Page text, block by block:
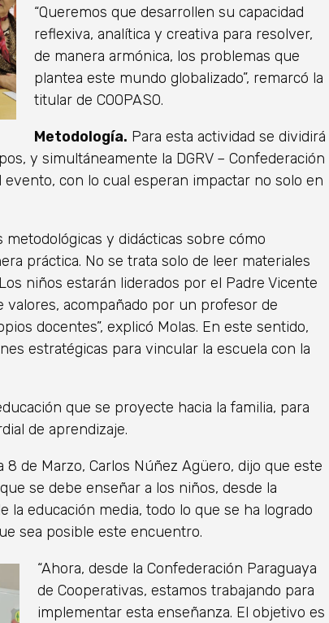
“Queremos que desarrollen su capacidad
reflexiva, analítica y creativa para resolver,
de manera armónica, los problemas que
plantea este mundo globalizado”, remarcó la
titular de COOPASO.
Metodología. Para esta actividad se dividirá
y simultáneamente la DGRV – Confederación
con lo cual esperan impactar no solo en
metodológicas y didácticas sobre cómo
práctica. No se trata solo de leer materiales
niños estarán liderados por el Padre Vicente
valores, acompañado por un profesor de
docentes”, explicó Molas. En este sentido,
estratégicas para vincular la escuela con la
que se proyecte hacia la familia, para
de aprendizaje.
de Marzo, Carlos Núñez Agüero, dijo que este
se debe enseñar a los niños, desde la
la educación media, todo lo que se ha logrado
sea posible este encuentro.
“Ahora, desde la Confederación Paraguaya
de Cooperativas, estamos trabajando para
implementar esta enseñanza. El objetivo es